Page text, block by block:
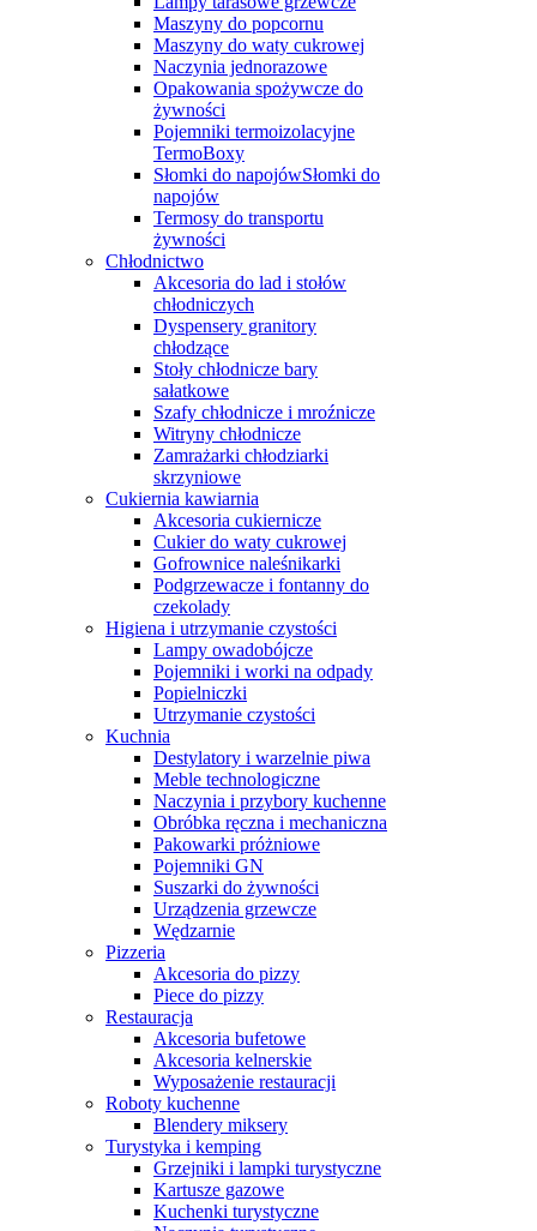
Maszyny do popcornu
Maszyny do waty cukrowej
Naczynia jednorazowe
Opakowania spożywcze do
żywności
Pojemniki termoizolacyjne
TermoBoxy
Słomki do napojówSłomki do
napojów
Termosy do transportu
żywności
Chłodnictwo
Akcesoria do lad i stołów
chłodniczych
Dyspensery granitory
chłodzące
Stoły chłodnicze bary
sałatkowe
Szafy chłodnicze i mroźnicze
Witryny chłodnicze
Zamrażarki chłodziarki
skrzyniowe
Cukiernia kawiarnia
Akcesoria cukiernicze
Cukier do waty cukrowej
Gofrownice naleśnikarki
Podgrzewacze i fontanny do
czekolady
Higiena i utrzymanie czystości
Lampy owadobójcze
Pojemniki i worki na odpady
Popielniczki
Utrzymanie czystości
Kuchnia
Destylatory i warzelnie piwa
Meble technologiczne
Naczynia i przybory kuchenne
Obróbka ręczna i mechaniczna
Pakowarki próżniowe
Pojemniki GN
Suszarki do żywności
Urządzenia grzewcze
Wędzarnie
Pizzeria
Akcesoria do pizzy
Piece do pizzy
Restauracja
Akcesoria bufetowe
Akcesoria kelnerskie
Wyposażenie restauracji
Roboty kuchenne
Blendery miksery
Turystyka i kemping
Grzejniki i lampki turystyczne
Kartusze gazowe
Kuchenki turystyczne